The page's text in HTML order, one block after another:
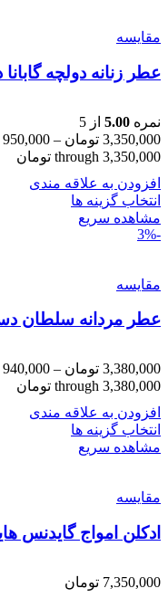
مقایسه
عطر زنانه دولچه
نمره 5.00 از 5
3,350,000 تومان –
950,000
through 3,350,000 تومان
افزودن به علاقه مندی
انتخاب گزینه ها
مشاهده سریع
-3%
مقایسه
عطر مردانه سلطان
3,380,000 تومان –
940,000
through 3,380,000 تومان
افزودن به علاقه مندی
انتخاب گزینه ها
مشاهده سریع
مقایسه
ادکلن امواج گایدنس
7,350,000 تومان